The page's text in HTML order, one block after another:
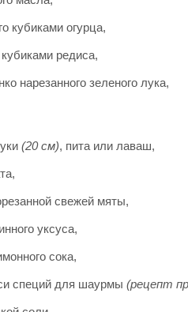
кубиками огурца,
редиса,
нарезанного зеленого лука,
(20 см), пита или лаваш,
свежей мяты,
уксуса,
сока,
специй для шаурмы (рецепт